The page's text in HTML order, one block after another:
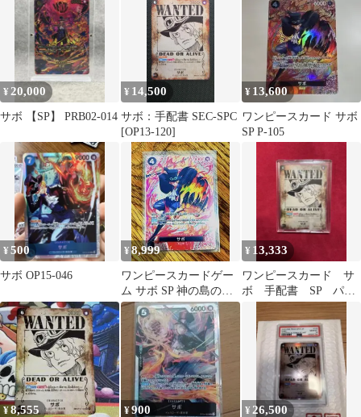
¥ 20,000
サボ 【SP】 PRB02-014
¥ 14,500
サボ：手配書 SEC-SPC
[OP13-120]
¥ 13,600
ワンピースカード サボ
SP P-105
¥500
サボ OP15-046
¥8,999
ワンピースカードゲー
ム サボ SP 神の島の冒
険 P-105
¥ 13,333
ワンピースカード サ
ボ 手配書 SP パラ
¥8,555 ¥900 ¥ 26,500